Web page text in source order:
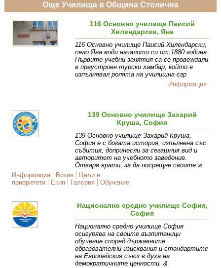
Още Училища в Община Столична
116 Основно училище Паисий
Хилендарски, Яна
116 Основно училище Паисий Хилендарски,
село Яна води началото си от 1880 година.
Първите учебни занятия са се провеждали
в преустроен турски хамбар, който е
изпълнявал ролята на училищна сгр
Информация
139 Основно училище Захарий
Круша, София
139 Основно училище Захарий Круша,
София е с богата история, изпълнена със
събития, допринесли за сегашния вид и
авторитет на учебното заведение.
Отваря врати, за да посрещне своите ж
Информация
Визия
Цели и
приоритети
Екип Галерия Обучение
Национално средно училище София,
София
Национално средно училище София
осигурява на своите възпитаници
обучение според държавните
образователни изисквания и стандартите
на Европейския съюз в духа на
демократичните ценности. &